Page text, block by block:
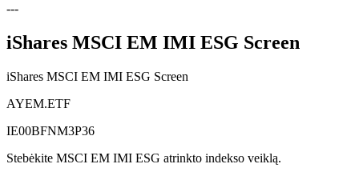
---
iShares MSCI EM IMI ESG Screen
iShares MSCI EM IMI ESG Screen
AYEM.ETF
IE00BFNM3P36
Stebėkite MSCI EM IMI ESG atrinkto indekso veiklą.